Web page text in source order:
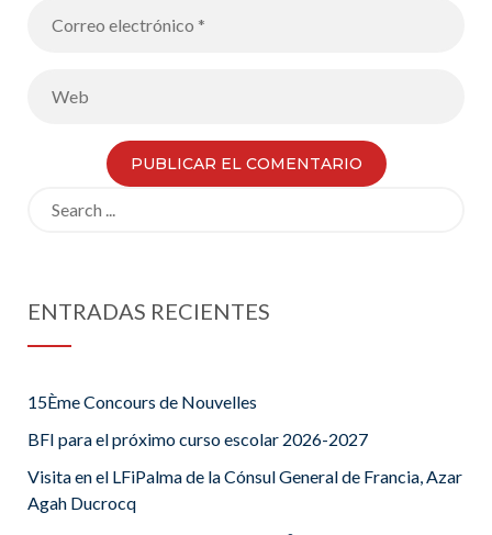
ENTRADAS RECIENTES
15Ème Concours de Nouvelles
BFI para el próximo curso escolar 2026-2027
Visita en el LFiPalma de la Cónsul General de Francia, Azar
Agah Ducrocq